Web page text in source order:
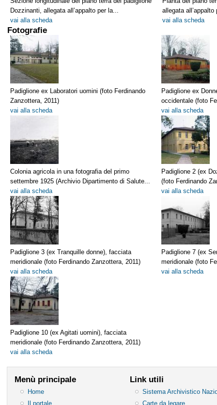
Dozzinanti, allegata all’appalto per la...
vai alla scheda
allegata all’appalto
vai alla scheda
Fotografie
Padiglione ex Laboratori uomini (foto Ferdinando
Zanzottera, 2011)
vai alla scheda
Padiglione ex
occidentale (foto
vai alla scheda
Colonia agricola in una fotografia del primo
settembre 1925 (Archivio Dipartimento di Salute...
vai alla scheda
Padiglione 2 (ex
(foto Ferdinando
vai alla scheda
Padiglione 3 (ex Tranquille donne), facciata
meridionale (foto Ferdinando Zanzottera, 2011)
vai alla scheda
Padiglione 7 (ex
meridionale (foto
vai alla scheda
Padiglione 10 (ex Agitati uomini), facciata
meridionale (foto Ferdinando Zanzottera, 2011)
vai alla scheda
Menù principale
Home
Il portale
Link utili
Sistema Archivistico
Carte da legare